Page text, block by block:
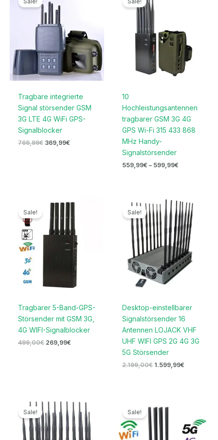
Tragbare integrierte
Signal störsender GSM
3G LTE 4G WiFi GPS-
Signalblocker
766,99€
war:
766,99€
369,99€
10
Hochleistungsantennen
tragbarer GSM 3G 4G
GPS Wi-Fi 315 433 868
MHz Handy-
Signalstörsender
559,99€ – 599,99€
Sale!
Tragbarer 5-Band-GPS-
Störsender mit GSM 3G,
4G WIFI-Signalblocker
499,00€
Ursprünglicher
Preis
war:
499,00€
269,99€
Aktueller
ist:
269,99€.
Sale!
Desktop-einstellbarer
Signalstörsender 16
Antennen LOJACK VHF
UHF WIFI GPS 2G 4G 3G
5G Störsender
2.199,00€
Ursprünglicher
Preis
war:
2.199,00€
1.599,99€
Preis
ist:
1.599,99€.
Sale!
Ursprünglicher
Preis
war:
1.199,00€
Aktueller
Preis
ist:
699,99€.
Sale!
Preis
war:
999,00€
689,99€.